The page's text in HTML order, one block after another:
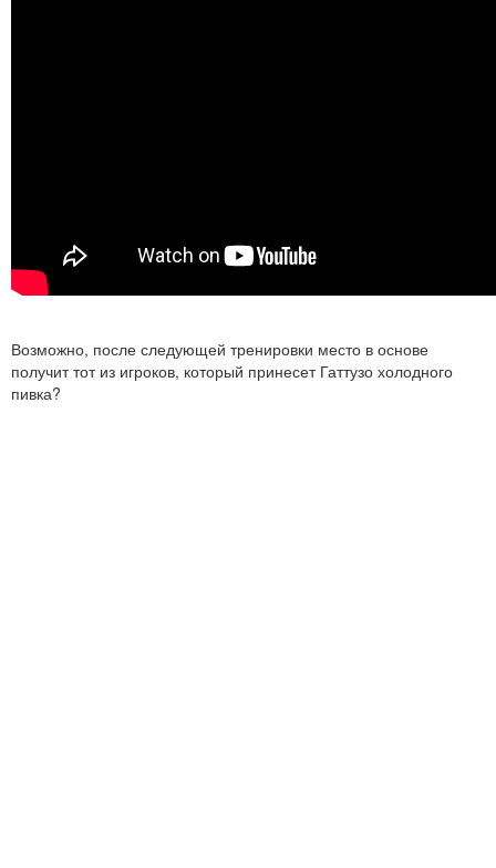
Возможно, после следующей тренировки место в основе
получит тот из игроков, который принесет Гаттузо холодного
пивка?